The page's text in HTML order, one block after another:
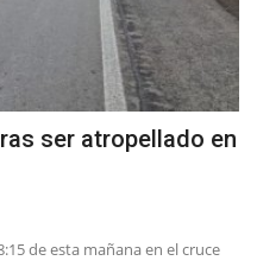
ser atropellado en
de esta mañana en el cruce